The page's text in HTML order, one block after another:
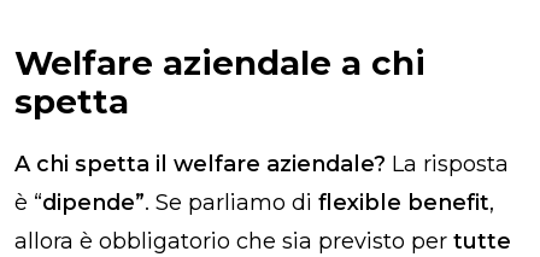
Welfare aziendale a chi
spetta
A chi spetta il welfare aziendale? La risposta
è “dipende”. Se parliamo di flexible benefit,
allora è obbligatorio che sia previsto per tutte